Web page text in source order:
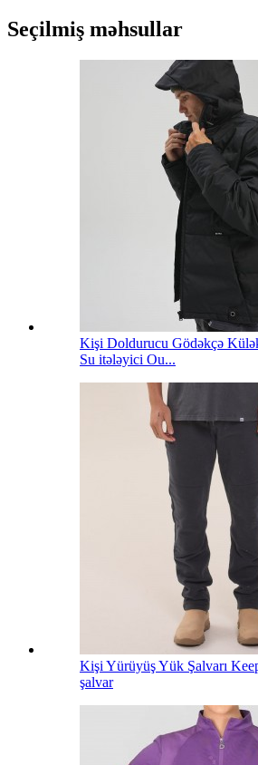
Seçilmiş məhsullar
Kişi Doldurucu Gödəkçə
Su itələyici Ou...
Kişi Yürüyüş Yük Şalvarı
şalvar